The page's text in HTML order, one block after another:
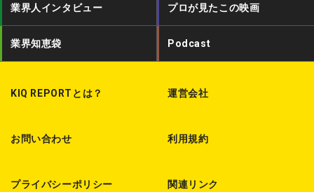
o
o
s
業界人インタビュー プロが見たこの映画
業界知恵袋 Podcast
KIQ REPORTとは？ 運営会社
お問い合わせ 利用規約
プライバシーポリシー 関連リンク